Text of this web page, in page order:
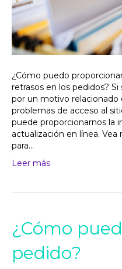
¿Cómo puedo
retrasos en los pedidos?
por un motivo
problemas de acceso al
puede proporcionarnos la
actualización en línea.
para...
Leer más
¿Cómo
pedido?